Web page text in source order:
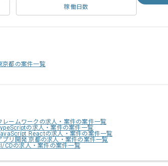
稼働日数
京都の案件一覧
レームワークの求人・案件の案件一覧
の求人・案件の案件一覧
Reactの求人・案件の案件一覧
プリ開発 京都の求人・案件の案件一覧
CDの求人・案件の案件一覧